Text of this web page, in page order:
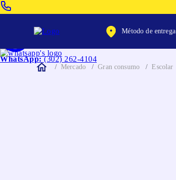
WhatsApp: (302) 262-4104
Método de entrega
Mercado Gran consumo Escolar